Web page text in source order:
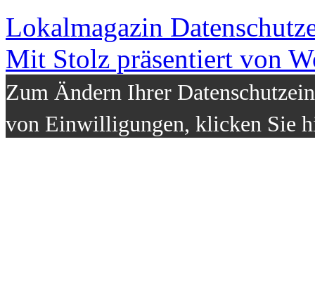
Lokalmagazin
Mit Stolz präsentiert von
Zum Ändern Ihrer
von Einwilligungen, klicken Sie